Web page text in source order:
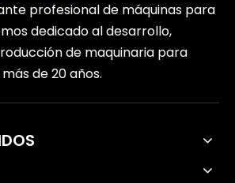
profesional de máquinas para
dedicado al desarrollo,
de maquinaria para
de 20 años.